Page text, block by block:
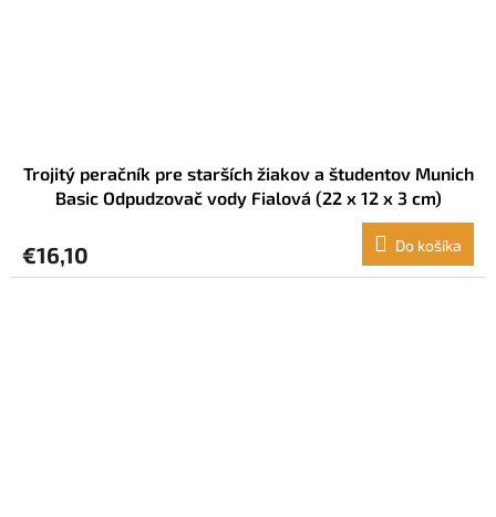
Trojitý peračník pre starších žiakov a študentov Munich
Basic Odpudzovač vody Fialová (22 x 12 x 3 cm)
€16,10 Do košíka